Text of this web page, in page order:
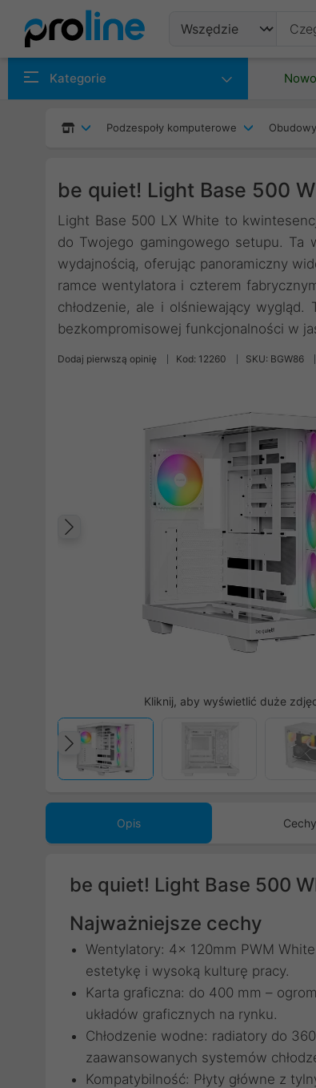
Kategorie
Podzespoły komputerowe
be quiet! Light Base 500
Light Base 500 LX White to
do Twojego gamingowego setupu. Ta
wydajnością, oferując panoramiczny
ramce wentylatora i czterem
chłodzenie, ale i olśniewający
bezkompromisowej funkcjonalności w
Dodaj pierwszą opinię Kod: 12260 SKU: BGW86
Poprzedni
Kliknij, aby wyświetlić duże
Poprzedni
Opis Cechy
be quiet! Light Base 500
Najważniejsze cechy
Wentylatory: 4x 120mm PWM
estetykę i wysoką kulturę pracy.
Karta graficzna: do 400 mm –
układów graficznych na rynku.
Chłodzenie wodne: radiatory do
zaawansowanych systemów
Kompatybilność: Płyty główne z